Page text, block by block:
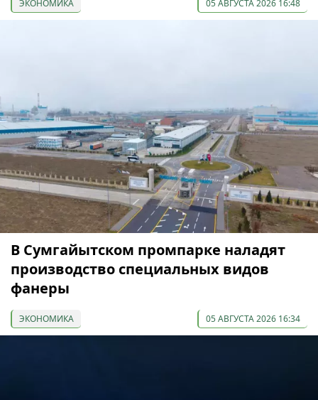
ЭКОНОМИКА 05 АВГУСТА 2026 16:48
В Сумгайытском промпарке наладят
производство специальных видов
фанеры
ЭКОНОМИКА 05 АВГУСТА 2026 16:34